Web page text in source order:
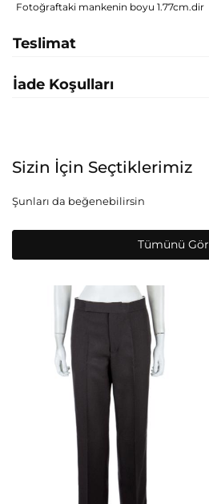
Fotoğraftaki mankenin boyu 1.77cm.dir
Teslimat
İade Koşulları
Sizin İçin Seçtiklerimiz
Şunları da beğenebilirsin
Tümünü Gör